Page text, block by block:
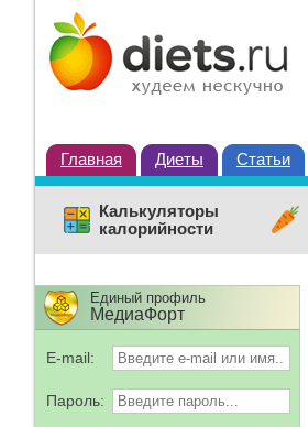
Главная Диеты Статьи
Калькуляторы
калорийности
Единый профиль
МедиаФорт
E-mail:
Пароль: